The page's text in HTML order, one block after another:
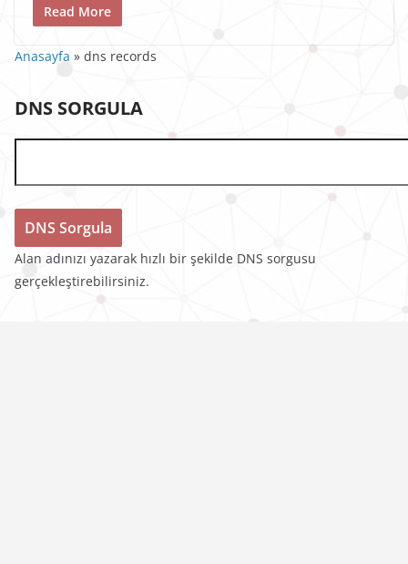
Read More
Anasayfa » dns records
DNS SORGULA
Alan adınızı yazarak hızlı bir şekilde DNS sorgusu
gerçekleştirebilirsiniz.